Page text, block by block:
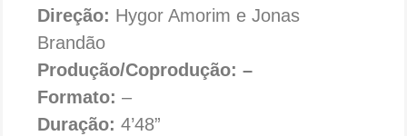
Direção: Hygor Amorim e Jonas
Brandão
Produção/Coprodução: –
Formato: –
Duração: 4’48”